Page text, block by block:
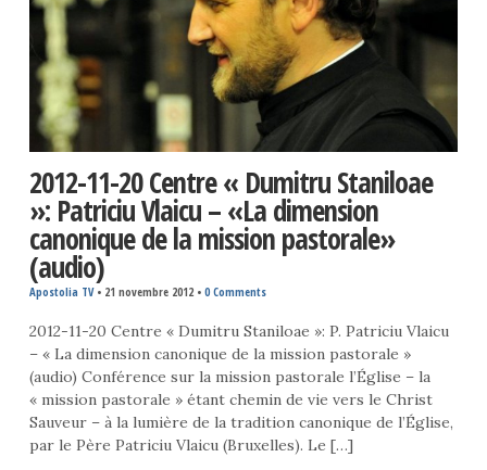
2012-11-20 Centre « Dumitru Staniloae
»: Patriciu Vlaicu – «La dimension
canonique de la mission pastorale»
(audio)
Apostolia TV• 21 novembre 2012• 0 Comments
2012-11-20 Centre « Dumitru Staniloae »: P. Patriciu Vlaicu
– « La dimension canonique de la mission pastorale »
(audio) Conférence sur la mission pastorale l’Église – la
« mission pastorale » étant chemin de vie vers le Christ
Sauveur – à la lumière de la tradition canonique de l’Église,
par le Père Patriciu Vlaicu (Bruxelles). Le […]